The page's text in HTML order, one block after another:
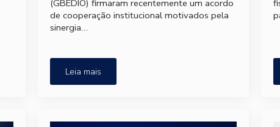
(GBEDIO) firmaram recentemente um acordo
de cooperação institucional motivados pela
sinergia…
Leia mais